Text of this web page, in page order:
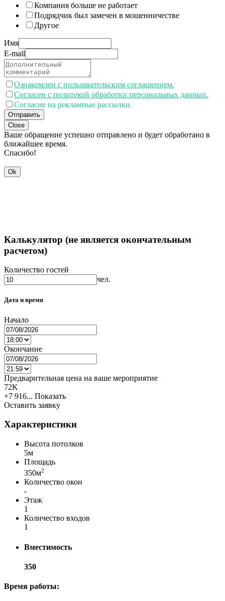
Компания больше не работает
Подрядчик был замечен в мошенничестве
Другое
Имя
E-mail
Ознакомлен с пользавательским соглашением.
Согласен с политекой обработки персональных данных.
Согласие на рекламные рассылки.
Отправить
Close
Ваше обращение успешно отправлено и будет обработано в
ближайшее время.
Спасибо!
Ok
Калькулятор (не является окончательным
расчетом)
Количество гостей
чел.
Дата и время
Начало
Окончание
Предварительная цена на ваше мероприятие
72K
+7 916... Показать
Оставить заявку
Характеристики
Высота потолков
5м
Площадь
350м2
Количество окон
-
Этаж
1
Количество входов
1
Вместимость
350
Время работы: